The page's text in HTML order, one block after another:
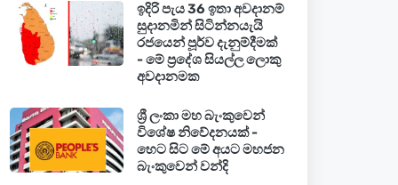
ඉදිරි පැය 36 ඉතා අවදානම්
සුදානමින් සිටින්නයැයි
රජයෙන් පූර්ව දැනුම්දීමක්
- මේ ප්‍රදේශ සියල්ල ලොකු
අවදානමක
ශ්‍රී ලංකා මහ බැංකුවෙන්
විශේෂ නිවේදනයක් -
හෙට සිට මේ අයට මහජන
බැංකුවෙන් වන්දි